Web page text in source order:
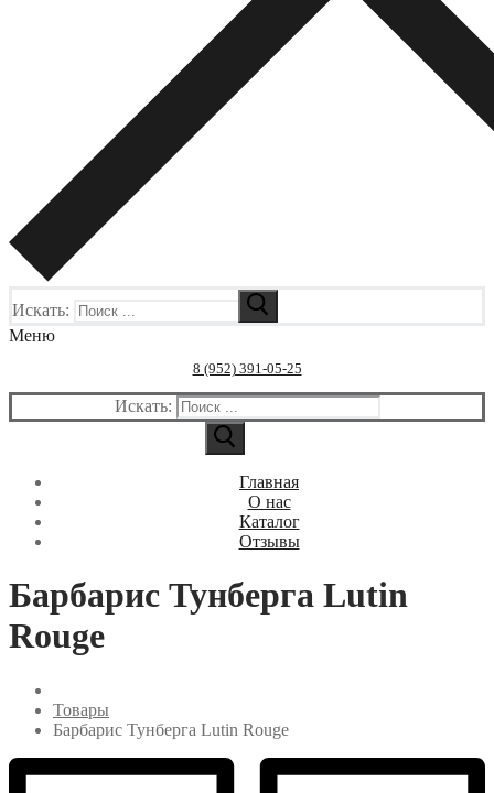
Искать:
Меню
8 (952) 391-05-25
Искать:
Главная
О нас
Каталог
Отзывы
Барбарис Тунберга Lutin
Rouge
Товары
Барбарис Тунберга Lutin Rouge